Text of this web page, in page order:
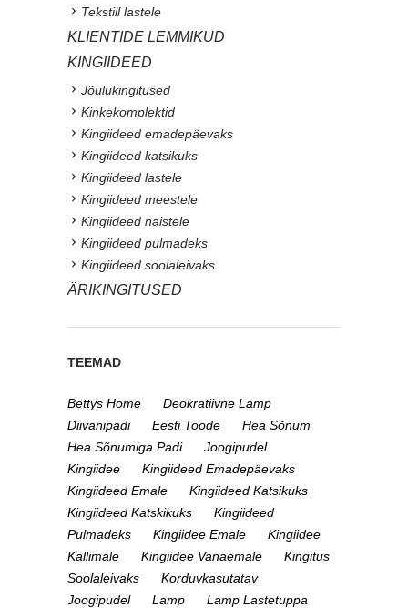
Tekstiil lastele
KLIENTIDE LEMMIKUD
KINGIIDEED
Jõulukingitused
Kinkekomplektid
Kingiideed emadepäevaks
Kingiideed katsikuks
Kingiideed lastele
Kingiideed meestele
Kingiideed naistele
Kingiideed pulmadeks
Kingiideed soolaleivaks
ÄRIKINGITUSED
TEEMAD
Bettys Home
Deokratiivne Lamp
Diivanipadi
Eesti Toode
Hea Sõnum
Hea Sõnumiga Padi
Joogipudel
Kingiidee
Kingiideed Emadepäevaks
Kingiideed Emale
Kingiideed Katsikuks
Kingiideed Katskikuks
Kingiideed
Pulmadeks
Kingiidee Emale
Kingiidee
Kallimale
Kingiidee Vanaemale
Kingitus
Soolaleivaks
Korduvkasutatav
Joogipudel
Lamp
Lamp Lastetuppa